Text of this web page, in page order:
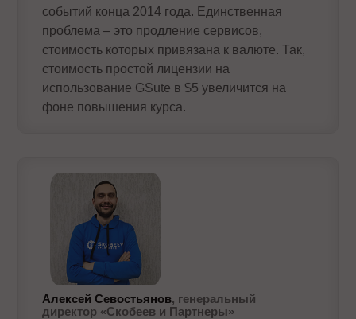
событий конца 2014 года. Единственная
проблема – это продление сервисов,
стоимость которых привязана к валюте. Так,
стоимость простой лицензии на
использование GSute в $5 увеличится на
фоне повышения курса.
Алексей Севостьянов, генеральный
директор «Скобеев и Партнеры»